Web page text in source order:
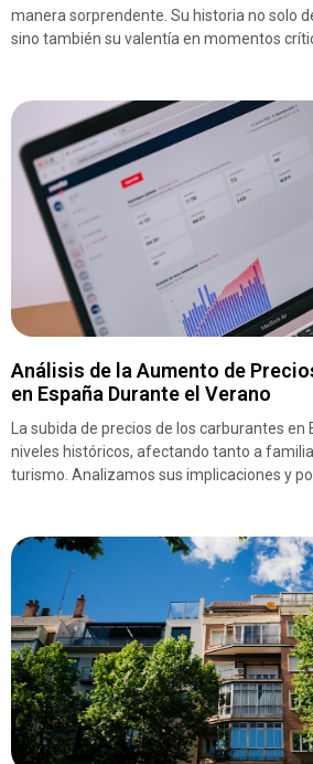
manera sorprendente. Su historia no solo
sino también su valentía en momentos
Análisis de la Aumento de
en España Durante el Verano
La subida de precios de los carburantes
niveles históricos, afectando tanto a
turismo. Analizamos sus implicaciones y